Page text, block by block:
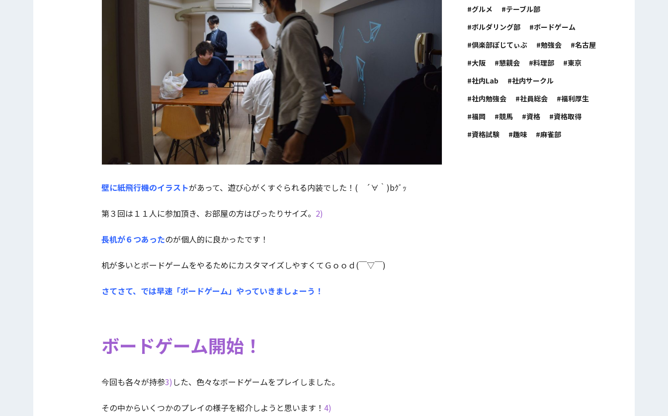
壁に紙飛行機のイラストがあって、遊び心がくすぐられる内装でした！( ´∀｀)bｸﾞｯ
第３回は１１人に参加頂き、お部屋の方はぴったりサイズ。 2)
長机が６つあったのが個人的に良かったです！
机が多いとボードゲームをやるためにカスタマイズしやすくてＧｏｏｄ(￣▽￣)
さてさて、では早速「ボードゲーム」やっていきましょーう！
ボードゲーム開始！
今回も各々が持参3) した、色々なボードゲームをプレイしました。
その中からいくつかのプレイの様子を紹介しようと思います！ 4)
グルメ
テーブル部
ボルダリング部
ボードゲーム
倶楽部ぽじてぃぶ
勉強会
名古屋
大阪
懇親会 料理部
東京
社内Lab
社内サークル
社内勉強会
社員総会
福利厚生
福岡
競馬 資格
資格取得
資格試験
趣味 麻雀部